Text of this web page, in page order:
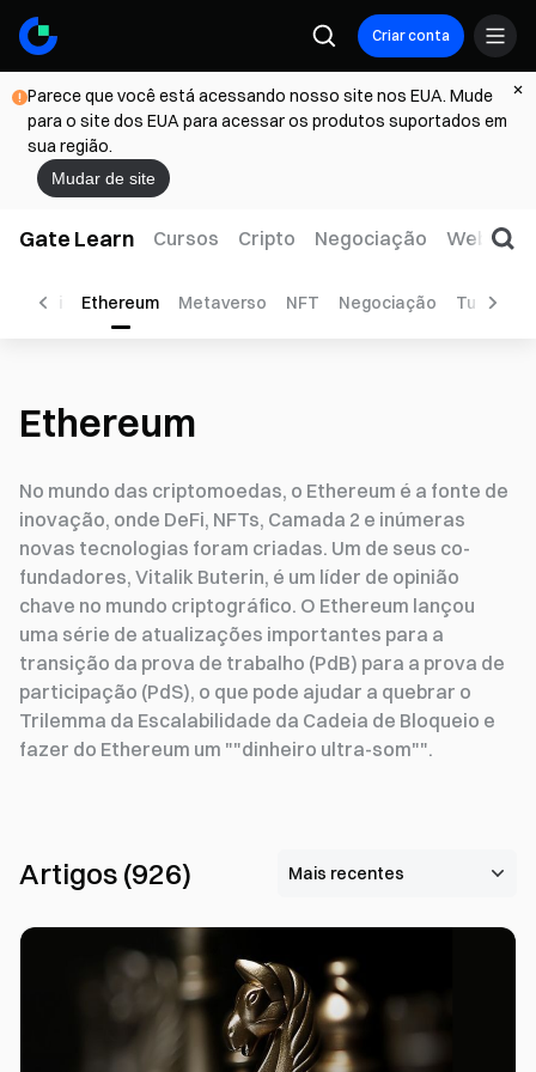
Criar conta
Parece que você está acessando nosso site nos EUA. Mude
para o site dos EUA para acessar os produtos suportados em
sua região.
Mudar de site
Gate Learn Cursos Cripto Negociação Web3
DeFi Ethereum Metaverso NFT Negociação Tutorial
Ethereum
No mundo das criptomoedas, o Ethereum é a fonte de
inovação, onde DeFi, NFTs, Camada 2 e inúmeras
novas tecnologias foram criadas. Um de seus co-
fundadores, Vitalik Buterin, é um líder de opinião
chave no mundo criptográfico. O Ethereum lançou
uma série de atualizações importantes para a
transição da prova de trabalho (PdB) para a prova de
participação (PdS), o que pode ajudar a quebrar o
Trilemma da Escalabilidade da Cadeia de Bloqueio e
fazer do Ethereum um ""dinheiro ultra-som"".
Artigos (926)